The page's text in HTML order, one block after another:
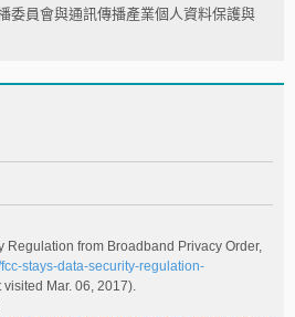
委員會與通訊傳播產業個人資料保護與
Regulation from Broadband Privacy Order,
stays-data-security-regulation-
visited Mar. 06, 2017).